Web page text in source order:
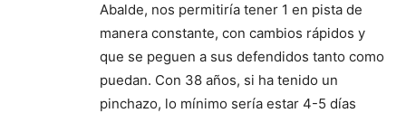
Abalde, nos permitiría tener 1 en pista de
manera constante, con cambios rápidos y
que se peguen a sus defendidos tanto como
puedan. Con 38 años, si ha tenido un
pinchazo, lo mínimo sería estar 4-5 días